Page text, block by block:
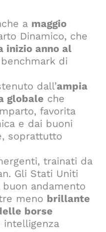
a maggio
Dinamico, che
inizio anno al
di
dall’ampia
globale che
favorita
e dai buoni
soprattutto
trainati da
Gli Stati Uniti
andamento
meno brillante
borse
intelligenza